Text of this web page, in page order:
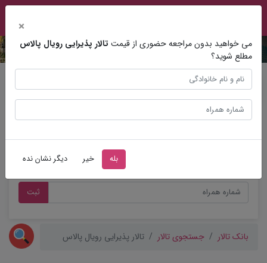
ثبت
بانک تالار جستجوی تالار تالار پذیرایی رویال پالاس
×
می خواهید بدون مراجعه حضوری از قیمت تالار پذیرایی رویال پالاس
مطلع شوید؟
بله خیر دیگر نشان نده